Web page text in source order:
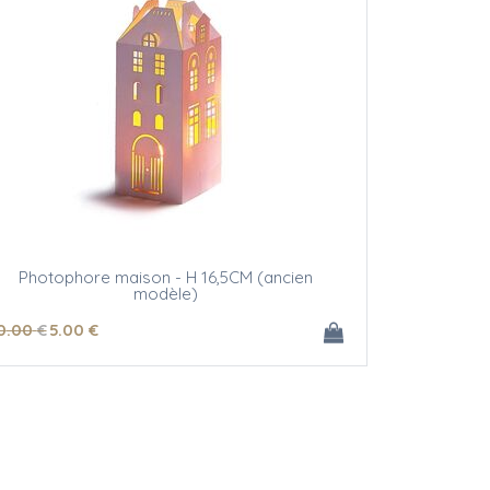
Photophore maison - H 16,5CM (ancien
modèle)
.00 €5.00 €